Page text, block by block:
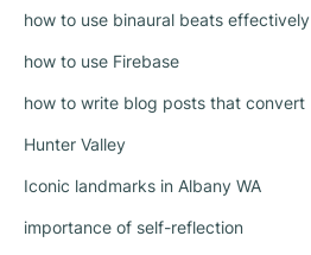
how to use binaural beats effectively
how to use Firebase
how to write blog posts that convert
Hunter Valley
Iconic landmarks in Albany WA
importance of self-reflection